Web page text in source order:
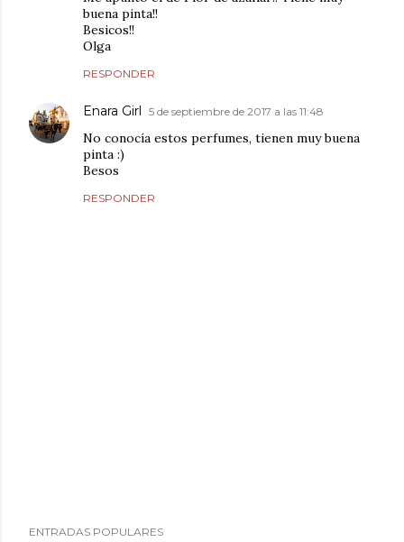
buena pinta!!
Besicos!!
Olga
RESPONDER
Enara Girl 5 de septiembre de 2017 a las 11:48
No conocía estos perfumes, tienen muy buena
pinta :)
Besos
RESPONDER
ENTRADAS POPULARES